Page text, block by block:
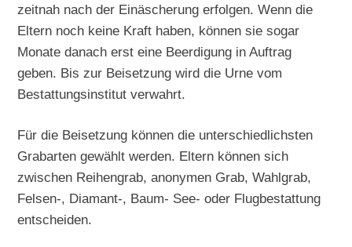
zeitnah nach der Einäscherung erfolgen. Wenn die
Eltern noch keine Kraft haben, können sie sogar
Monate danach erst eine Beerdigung in Auftrag
geben. Bis zur Beisetzung wird die Urne vom
Bestattungsinstitut verwahrt.
Für die Beisetzung können die unterschiedlichsten
Grabarten gewählt werden. Eltern können sich
zwischen Reihengrab, anonymen Grab, Wahlgrab,
Felsen-, Diamant-, Baum- See- oder Flugbestattung
entscheiden.